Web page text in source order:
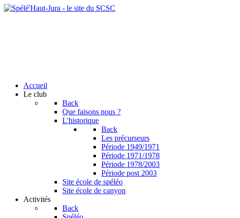
Accueil
Le club
Back
Que faisons nous ?
L'historique
Back
Les précurseurs
Période 1949/1971
Période 1971/1978
Période 1978/2003
Période post 2003
Site école de spéléo
Site école de canyon
Activités
Back